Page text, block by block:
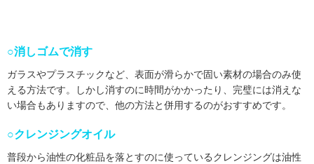
○消しゴムで消す
ガラスやプラスチックなど、表面が滑らかで固い素材の場合のみ使
える方法です。しかし消すのに時間がかかったり、完璧には消えな
い場合もありますので、他の方法と併用するのがおすすめです。
○クレンジングオイル
普段から油性の化粧品を落とすのに使っているクレンジングは油性